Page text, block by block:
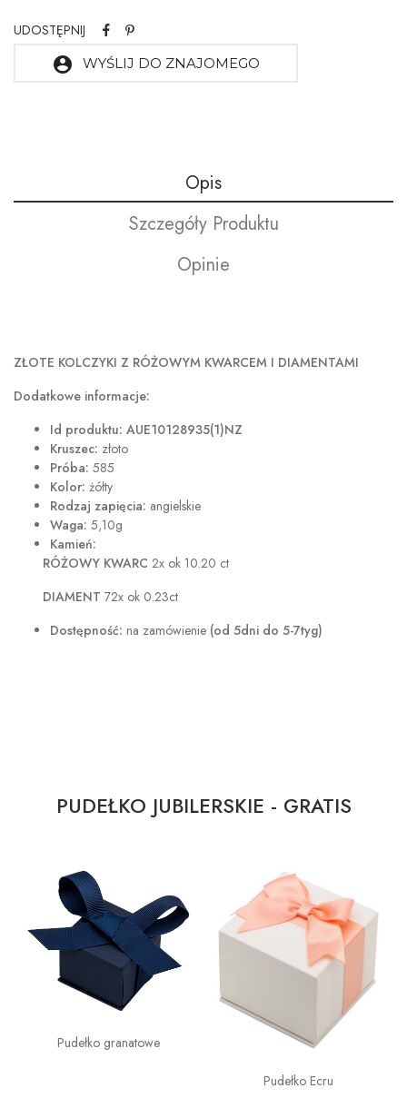
UDOSTĘPNIJ
account_circle WYŚLIJ DO ZNAJOMEGO
Opis
Szczegóły Produktu
Opinie
ZŁOTE KOLCZYKI Z RÓŻOWYM KWARCEM I DIAMENTAMI
Dodatkowe informacje:
Id produktu: AUE10128935(1)NZ
Kruszec: złoto
Próba: 585
Kolor: żółty
Rodzaj zapięcia: angielskie
Waga: 5,10g
Kamień:
RÓŻOWY KWARC 2x ok 10.20 ct
DIAMENT 72x ok 0.23ct
Dostępność: na zamówienie (od 5dni do 5-7tyg)
PUDEŁKO JUBILERSKIE - GRATIS
Pudełko granatowe
Pudełko Ecru